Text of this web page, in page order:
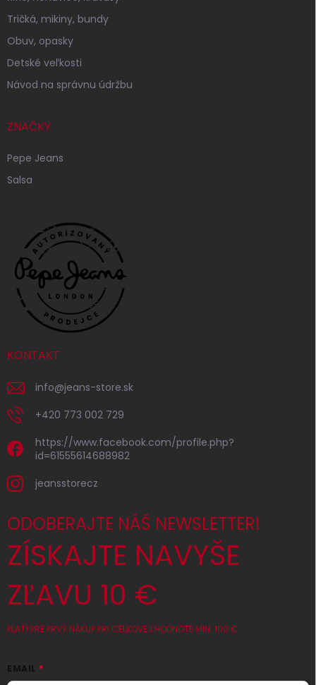
Tričká, mikiny, bundy
Obuv, opasky
Detské veľkosti
Návod na správnu údržbu
ZNAČKY
Pepe Jeans
Salsa
KONTAKT
info@jeans-store.sk
+420 773 002 729
https://www.facebook.com/profile.php?
id=61555614688982
jeansstorecz
ODOBERAJTE NÁŠ NEWSLETTER!
ZÍSKAJTE NAVYŠE
ZĽAVU 10 €
PLATÍ PRE PRVÝ NÁKUP PRI CELKOVEJ HODNOTE MIN. 100 €
EMAIL